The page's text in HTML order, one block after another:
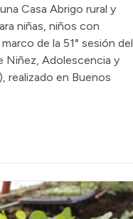
Casa Abrigo rural y
niñas, niños con
de la 51° sesión del
Niñez, Adolescencia y
realizado en Buenos